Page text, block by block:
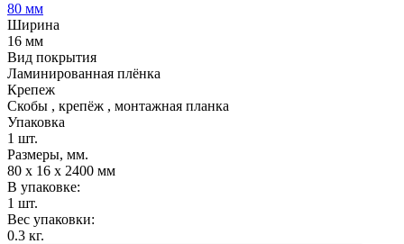
80 мм
Ширина
16 мм
Вид покрытия
Ламинированная плёнка
Крепеж
Скобы , крепёж , монтажная планка
Упаковка
1 шт.
Размеры, мм.
80 х 16 х 2400 мм
В упаковке:
1 шт.
Вес упаковки:
0.3 кг.